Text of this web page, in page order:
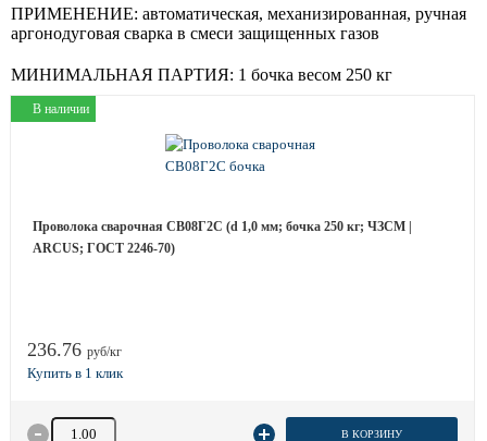
ПРИМЕНЕНИЕ: автоматическая, механизированная, ручная
аргонодуговая сварка в смеси защищенных газов
МИНИМАЛЬНАЯ ПАРТИЯ: 1 бочка весом 250 кг
В наличии
Проволока сварочная СВ08Г2С (d 1,0 мм; бочка 250 кг; ЧЗСМ |
ARCUS; ГОСТ 2246-70)
236.76 руб/кг
Количество товара В КОРЗИНУ